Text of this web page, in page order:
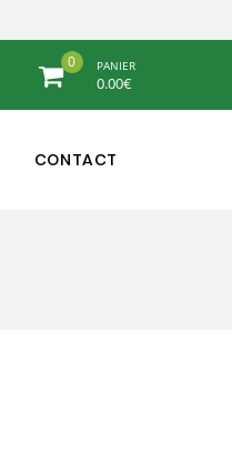
0 PANIER
0.00€
CONTACT